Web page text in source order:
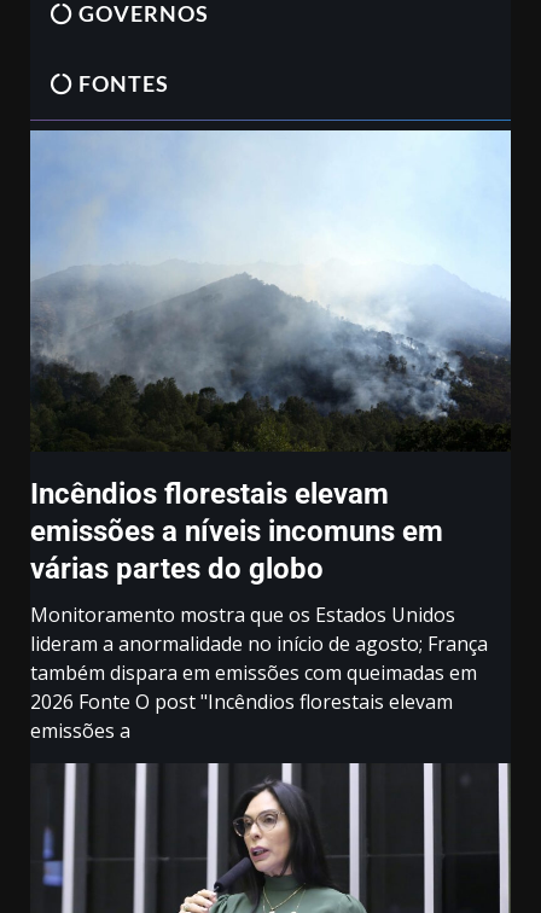
GOVERNOS
FONTES
Incêndios florestais elevam
emissões a níveis incomuns em
várias partes do globo
Monitoramento mostra que os Estados Unidos
lideram a anormalidade no início de agosto; França
também dispara em emissões com queimadas em
2026 Fonte O post "Incêndios florestais elevam
emissões a